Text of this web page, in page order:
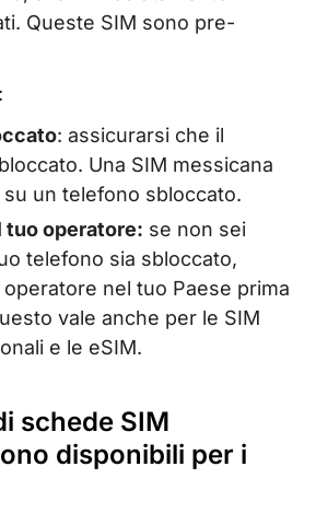
Queste SIM sono pre-
:
: assicurarsi che il
Una SIM messicana
un telefono sbloccato.
tuo operatore: se non sei
telefono sia sbloccato,
nel tuo Paese prima
vale anche per le SIM
e le eSIM.
schede SIM
disponibili per i